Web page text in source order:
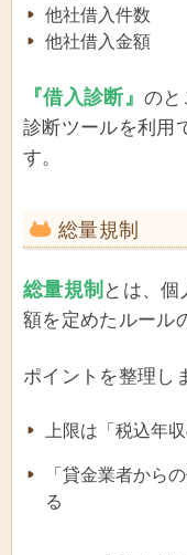
他社借入件数
他社借入金額
『借入診断』のと
診断ツールを利用
す。
総量規制
総量規制 とは、個
額を定めたルール
ポイントを整理し
上限は「税込年
「貸金業者から
る